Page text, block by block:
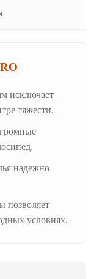
исключает
тяжести.
надежно
позволяет
условиях.